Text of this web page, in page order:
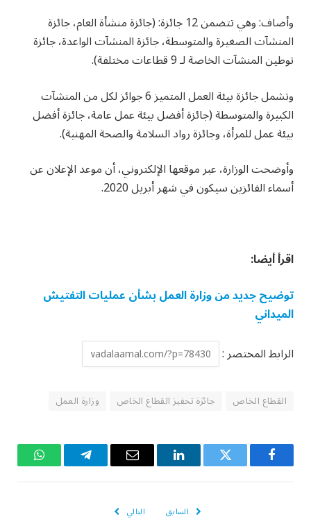
وأضاف: وهي تتضمن 12 جائزة: (جائزة منشأة العام، جائزة
المنشآت الصغيرة والمتوسطة، جائزة المنشآت الواعدة، جائزة
توطين المنشآت الخاصة لـ 9 قطاعات مختلفة).
وتشمل جائزة بيئة العمل المتميز 6 جوائز لكل من المنشآت
الكبيرة والمتوسطة (جائزة أفضل بيئة عمل عامة، جائزة أفضل
بيئة عمل للمرأة، وجائزة رواد السلامة والصحة المهنية).
وأوضحت الوزارة، عبر موقعها الإلكتروني، أن موعد الإعلان عن
أسماء الفائزين سيكون في شهر أبريل 2020.
اقرأ أيضا:
توضيح جديد من وزارة العمل بشأن عمليات التفتيش
الميداني
الرابط المختصر :
القطاع الخاص جائزة تحفيز القطاع الخاص وزارة العمل
فيسبوك تويتر لينكدإن
البريد
تيلقرام واتساب
السابق التالي